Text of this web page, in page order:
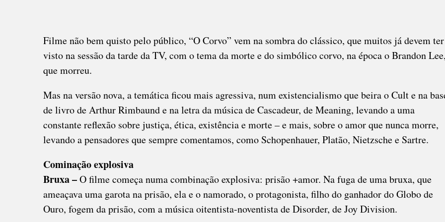
Filme não bem quisto pelo público, “O Corvo” vem na sombra do clássico, que muitos já devem ter
visto na sessão da tarde da TV, com o tema da morte e do simbólico corvo, na época o Brandon
que morreu.
Mas na versão nova, a temática ficou mais agressiva, num existencialismo que beira o Cult e na
de livro de Arthur Rimbaund e na letra da música de Cascadeur, de Meaning, levando a uma
constante reflexão sobre justiça, ética, existência e morte – e mais, sobre o amor que nunca morre,
levando a pensadores que sempre comentamos, como Schopenhauer, Platão, Nietzsche e Sartre.
Cominação explosiva
Bruxa –O filme começa numa combinação explosiva: prisão +amor. Na fuga de uma bruxa, que
ameaçava uma garota na prisão, ela e o namorado, o protagonista, filho do ganhador do Globo de
Ouro, fogem da prisão, com a música oitentista-noventista de Disorder, de Joy Division.